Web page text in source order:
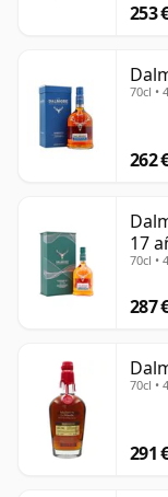
253
70cl •
262
17
70cl •
287
70cl •
291